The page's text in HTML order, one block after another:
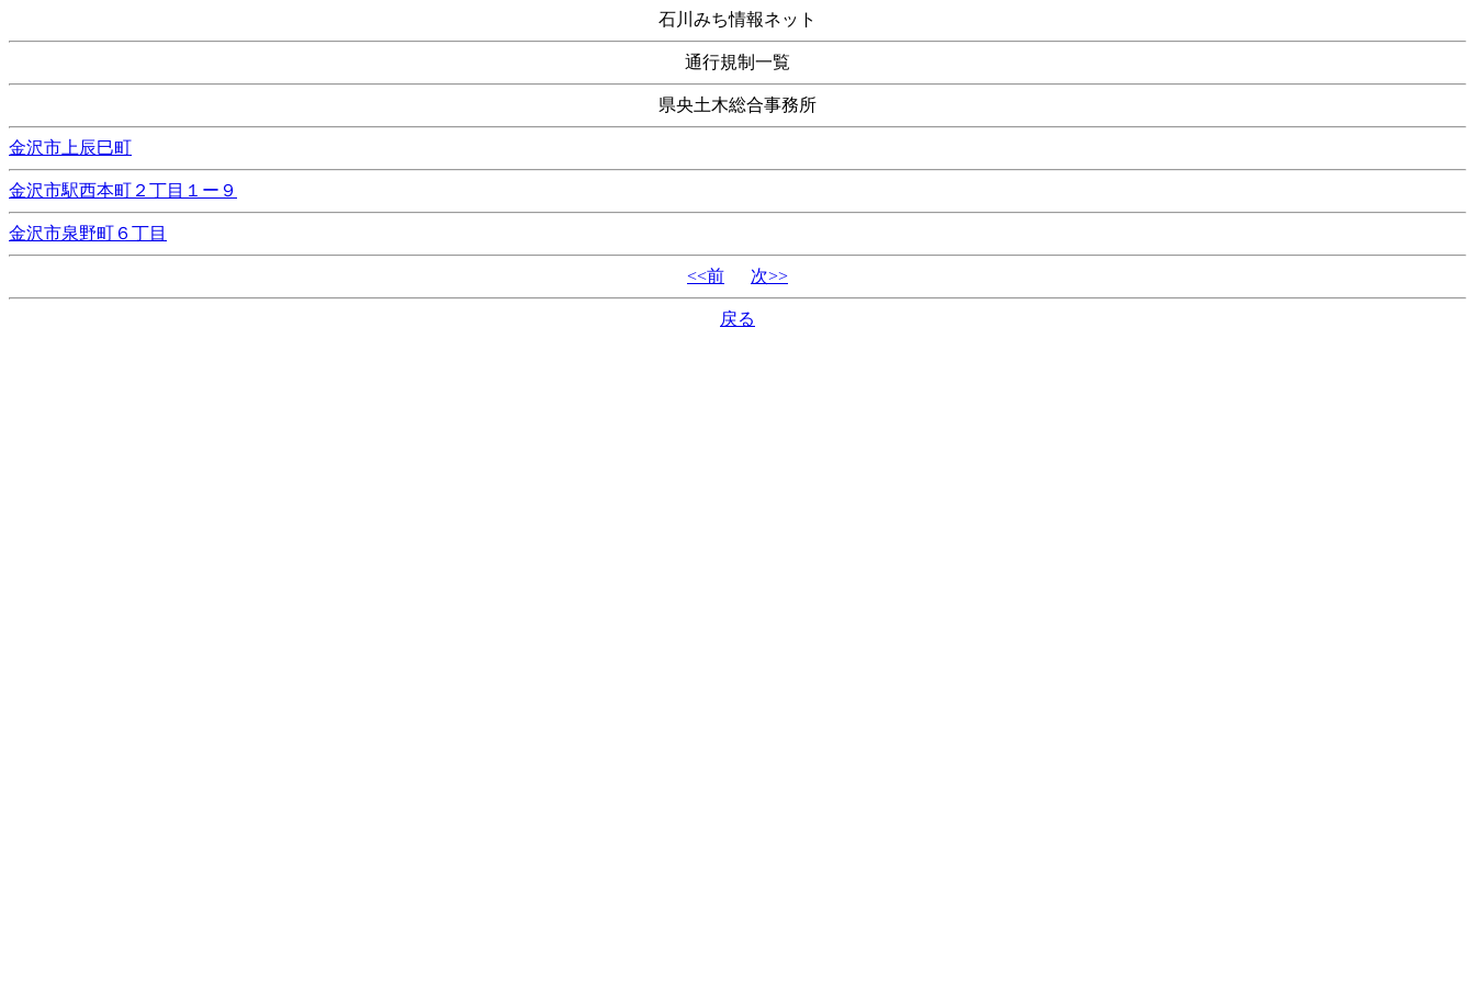
石川みち情報ネット
通行規制一覧
県央土木総合事務所
金沢市上辰巳町
金沢市駅西本町２丁目１ー９
金沢市泉野町６丁目
<<前 次>>
戻る